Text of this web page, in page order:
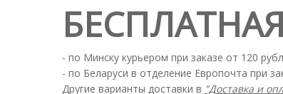
- по Минску курьером при заказе от 120
- по Беларуси в отделение Европочта при
Другие варианты доставки в "Доставка и